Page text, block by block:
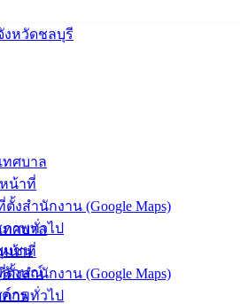
ทศบาล
น้าที่
งสำนักงาน (Google Maps)
าพทั่วไป
มชน
ลักษณ์
ค์กร
ทศบาล
น้าที่
งสำนักงาน (Google Maps)
าพทั่วไป
ธ์ เรื่อง การจัดงานประเพณีวิ่งควาย
เรื่อง แนวทางการเฝ้าระวังการติด